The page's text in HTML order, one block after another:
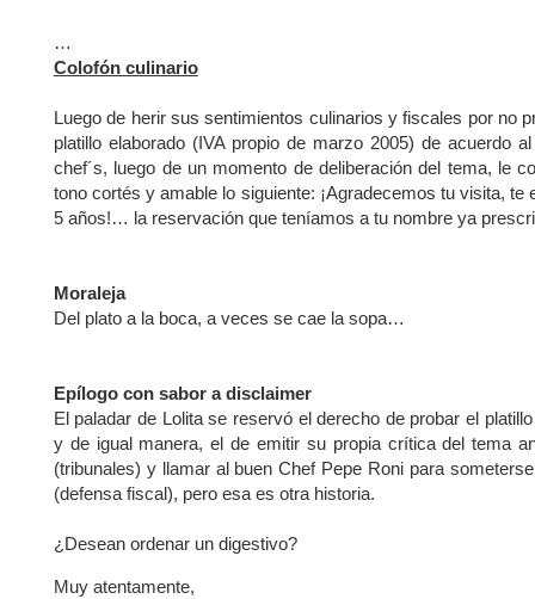
…
Colofón culinario
Luego de herir sus sentimientos culinarios y fiscales por no
platillo elaborado (IVA propio de marzo 2005) de acuerdo
chef´s, luego de un momento de deliberación del tema, le
tono cortés y amable lo siguiente: ¡Agradecemos tu visita,
5 años!… la reservación que teníamos a tu nombre ya
Moraleja
Del plato a la boca, a veces se cae la sopa…
Epílogo con sabor a disclaimer
El paladar de Lolita se reservó el derecho de probar el
y de igual manera, el de emitir su propia crítica del tema
(tribunales) y llamar al buen Chef Pepe Roni para
(defensa fiscal), pero esa es otra historia.
¿Desean ordenar un digestivo?
Muy atentamente,